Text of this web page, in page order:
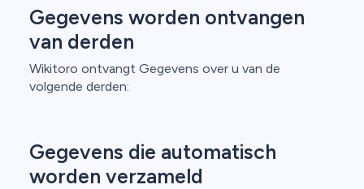
Gegevens worden ontvangen
van derden
Wikitoro ontvangt Gegevens over u van de
volgende derden:
Gegevens die automatisch
worden verzameld